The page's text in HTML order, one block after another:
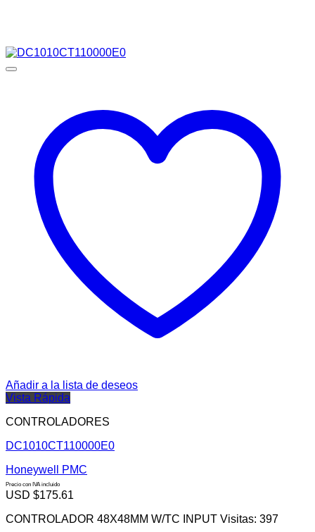
Añadir a la lista de deseos
Vista Rápida
CONTROLADORES
DC1010CT110000E0
Honeywell PMC
Precio con IVA incluido
USD $175.61
CONTROLADOR 48X48MM W/TC INPUT Visitas: 397